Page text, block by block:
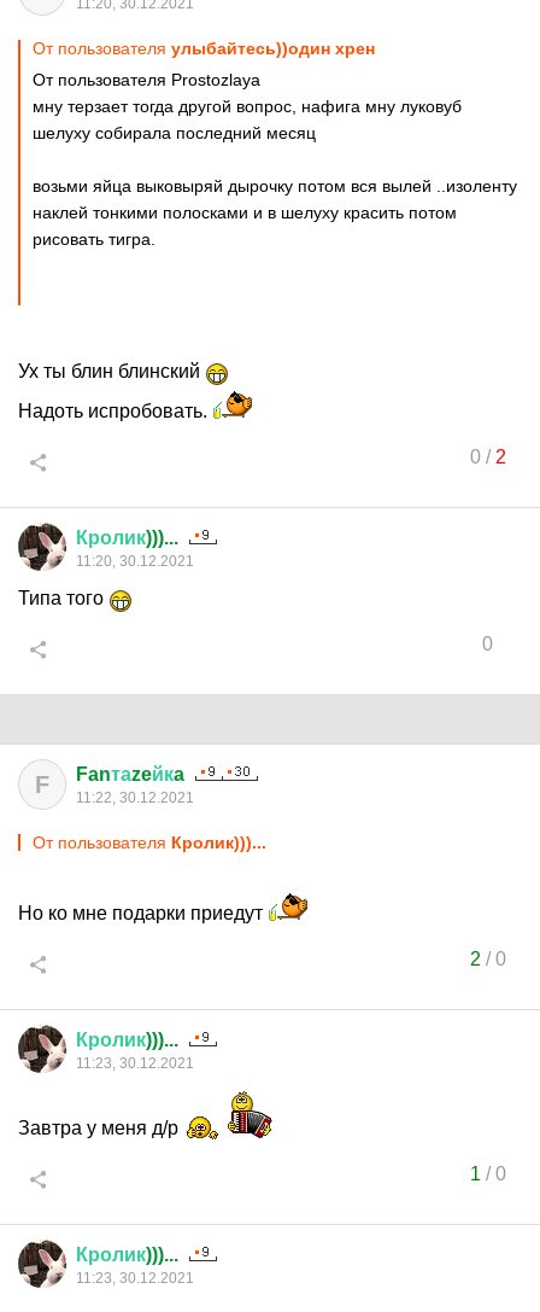
11:20, 30.12.2021
От пользователя улыбайтесь))один хрен
От пользователя Prostozlaya
мну терзает тогда другой вопрос, нафига мну луковуб
шелуху собирала последний месяц
возьми яйца выковыряй дырочку потом вся вылей ..изоленту
наклей тонкими полосками и в шелуху красить потом
рисовать тигра.
Ух ты блин блинский
Надоть испробовать.
0/ 2
Кролик)))...
11:20, 30.12.2021
Типа того
0
F Fanтаzeйкa
11:22, 30.12.2021
От пользователя Кролик)))...
Но ко мне подарки приедут
2 /0
Кролик)))...
11:23, 30.12.2021
Завтра у меня д/р
1 /0
Кролик)))...
11:23, 30.12.2021